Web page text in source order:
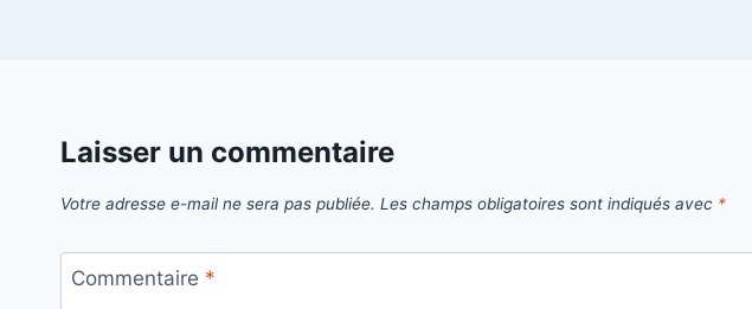
Laisser un commentaire
Votre adresse e-mail ne sera pas publiée. Les champs obligatoires sont indiqués avec *
Commentaire *